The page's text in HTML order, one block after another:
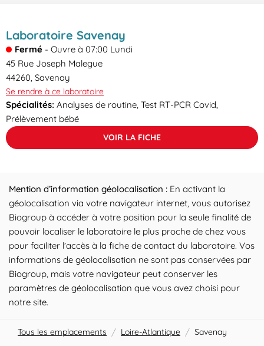
Laboratoire Savenay
Fermé - Ouvre à 07:00 Lundi
45 Rue Joseph Malegue
44260, Savenay
Se rendre à ce laboratoire
Spécialités: Analyses de routine, Test RT-PCR Covid,
Prélèvement bébé
VOIR LA FICHE
Mention d’information géolocalisation : En activant la
géolocalisation via votre navigateur internet, vous autorisez
Biogroup à accéder à votre position pour la seule finalité de
pouvoir localiser le laboratoire le plus proche de chez vous
pour faciliter l’accès à la fiche de contact du laboratoire. Vos
informations de géolocalisation ne sont pas conservées par
Biogroup, mais votre navigateur peut conserver les
paramètres de géolocalisation que vous avez choisi pour
notre site.
Tous les emplacements / Loire-Atlantique / Savenay